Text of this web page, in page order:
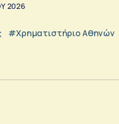
2026
#Χρηματιστήριο Αθηνών